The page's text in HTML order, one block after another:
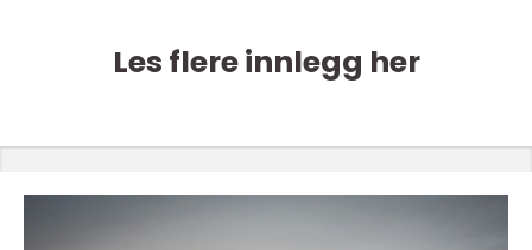
Les flere innlegg her